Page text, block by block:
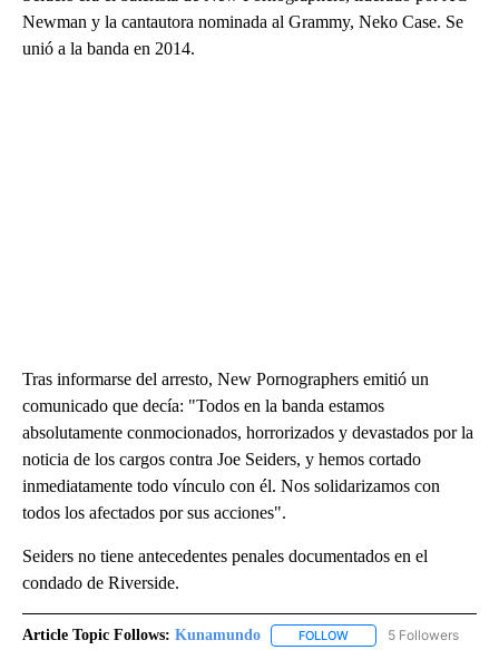
Newman y la cantautora nominada al Grammy, Neko Case. Se
unió a la banda en 2014.
Tras informarse del arresto, New Pornographers emitió un
comunicado que decía: "Todos en la banda estamos
absolutamente conmocionados, horrorizados y devastados por la
noticia de los cargos contra Joe Seiders, y hemos cortado
inmediatamente todo vínculo con él. Nos solidarizamos con
todos los afectados por sus acciones".
Seiders no tiene antecedentes penales documentados en el
condado de Riverside.
Article Topic Follows: Kunamundo FOLLOW FOLLOW5 Followers